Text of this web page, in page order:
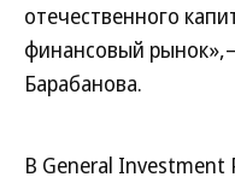
отечественного
финансовый
Барабанова.
В General Investment